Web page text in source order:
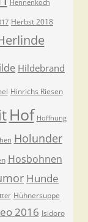
Hennenkoch
Herbst 2018
Hildebrand
Hinrichs Riesen
Hof Hoffnung
Holunder
Hosbohnen
Hunde
Hühnersuppe
2016 Isidoro